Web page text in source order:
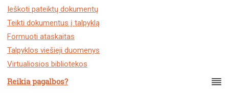
Ieškoti pateiktų dokumentų
Teikti dokumentus į talpyklą
Formuoti ataskaitas
Talpyklos viešieji duomenys
Virtualiosios bibliotekos
Reikia pagalbos?